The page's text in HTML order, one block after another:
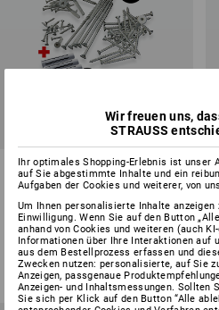
Test-Set Handwerk
Universalschraube-Plus
Variante
169,78 €137,88 €
(m. MwSt.)
Wir freuen uns,
STRAUSS
Ihr optimales Shopping-Erlebnis ist unser
auf Sie abgestimmte Inhalte und ein
Aufgaben der Cookies und weiterer, von
Um Ihnen personalisierte Inhalte anzeigen
Einwilligung. Wenn Sie auf den Button
anhand von Cookies und weiteren (auch
Informationen über Ihre Interaktionen auf
aus dem Bestellprozess erfassen und
Zwecken nutzen: personalisierte, auf Sie
Anzeigen, passgenaue
Anzeigen- und Inhaltsmessungen. Sollten
Sie sich per Klick auf den Button “Alle